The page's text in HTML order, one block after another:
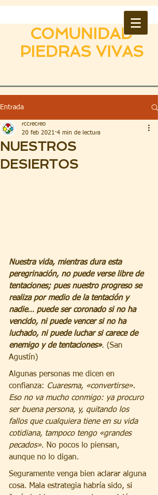
COMUNIDAD
PIEDRAS VIVAS
Entrada
NUESTROS
DESIERTOS
rccrecreo
20 feb 2021 4 min de lectura
Nuestra vida, mientras dura esta
peregrinación, no puede verse libre de
tentaciones; pues nuestro progreso se
realiza por medio de la tentación y
nadie… puede ser coronado si no ha
vencido, ni puede vencer si no ha
luchado, ni puede luchar si carece de
enemigo y de tentaciones». (San
Agustín)
Algunas personas me dicen en
confianza: Cuaresma, «convertirse».
Eso no va mucho conmigo: ya procuro
ser buena persona, y, quitando los
fallos que cualquiera tiene en su vida
cotidiana, tampoco tengo «grandes
pecados». No pocos lo piensan,
aunque no lo digan.
Seguramente venga bien aclarar alguna
cosa. Mala estrategia habría sido, si